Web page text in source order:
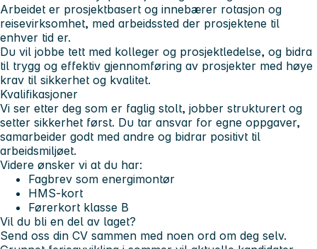
Arbeidet er prosjektbasert og innebærer rotasjon og
reisevirksomhet, med arbeidssted der prosjektene til
enhver tid er.
Du vil jobbe tett med kolleger og prosjektledelse, og bidra
til trygg og effektiv gjennomføring av prosjekter med høye
krav til sikkerhet og kvalitet.
Kvalifikasjoner
Vi ser etter deg som er faglig stolt, jobber strukturert og
setter sikkerhet først. Du tar ansvar for egne oppgaver,
samarbeider godt med andre og bidrar positivt til
arbeidsmiljøet.
Videre ønsker vi at du har:
Fagbrev som energimontør
HMS-kort
Førerkort klasse B
Vil du bli en del av laget?
Send oss din CV sammen med noen ord om deg selv.